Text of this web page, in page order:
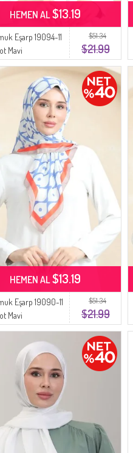
$51.34
$21.99
Eşarp 19094-11
Mavi
HEMEN AL$13.19
$51.34
$21.99
Eşarp 19090-11
Mavi
HEMEN AL$13.19